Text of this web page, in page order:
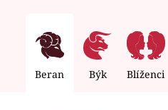
Beran Býk Blíženci